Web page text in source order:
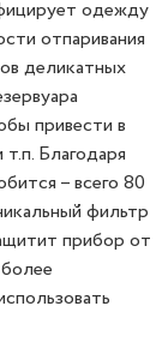
одежду
отпаривания
деликатных
привести в
Благодаря
– всего 80
фильтр
прибор от